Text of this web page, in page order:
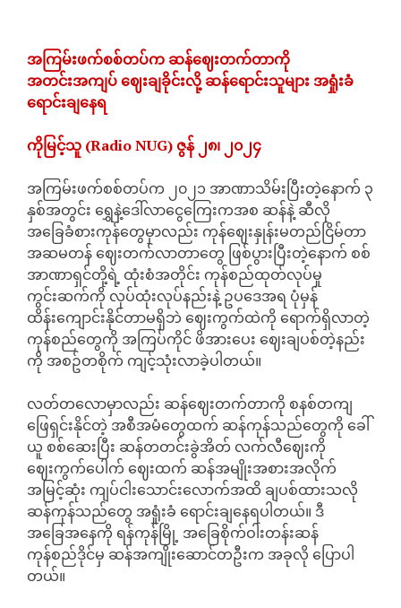
အကြမ်းဖက်စစ်တပ်က ဆန်ဈေးတက်တာကို
အတင်းအကျပ် ဈေးချခိုင်းလို့ ဆန်ရောင်းသူများ အရှုံးခံ
ရောင်းချနေရ
ကိုမြင့်သူ (Radio NUG) ဇွန် ၂၈၊ ၂၀၂၄
အကြမ်းဖက်စစ်တပ်က ၂၀၂၁ အာဏာသိမ်းပြီးတဲ့နောက် ၃
နှစ်အတွင်း ရွှေနဲ့ဒေါ်လာငွေကြေးကအစ ဆန်နဲ့ ဆီလို
အခြေခံစားကုန်တွေမှာလည်း ကုန်ဈေးနှုန်းမတည်ငြိမ်တာ
အဆမတန် ဈေးတက်လာတာတွေ ဖြစ်ပွားပြီးတဲ့နောက် စစ်
အာဏာရှင်တို့ရဲ့ ထုံးစံအတိုင်း ကုန်စည်ထုတ်လုပ်မှု
ကွင်းဆက်ကို လုပ်ထုံးလုပ်နည်းနဲ့ ဥပဒေအရ ပုံမှန်
ထိန်းကျောင်းနိုင်တာမရှိဘဲ ဈေးကွက်ထဲကို ရောက်ရှိလာတဲ့
ကုန်စည်တွေကို အကြပ်ကိုင် ဖိအားပေး ဈေးချပစ်တဲ့နည်း
ကို အစဥ်တစိုက် ကျင့်သုံးလာခဲ့ပါတယ်။
လတ်တလောမှာလည်း ဆန်ဈေးတက်တာကို စနစ်တကျ
ဖြေရှင်းနိုင်တဲ့ အစီအမံတွေထက် ဆန်ကုန်သည်တွေကို ခေါ်
ယူ စစ်ဆေးပြီး ဆန်တတင်းခွဲအိတ် လက်လီဈေးကို
ဈေးကွက်ပေါက် ဈေးထက် ဆန်အမျိုးအစားအလိုက်
အမြင့်ဆုံး ကျပ်ငါးသောင်းလောက်အထိ ချပစ်ထားသလို
ဆန်ကုန်သည်တွေ အရှုံးခံ ရောင်းချနေရပါတယ်။ ဒီ
အခြေအနေကို ရန်ကုန်မြို့ အခြေစိုက်ဝါးတန်းဆန်
ကုန်စည်ဒိုင်မှ ဆန်အကျိုးဆောင်တဦးက အခုလို ပြောပါ
တယ်။